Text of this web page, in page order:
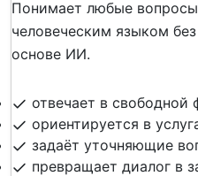
Понимает любые
человеческим языком
основе ИИ.
отвечает в свободной
ориентируется в
задаёт уточняющие
превращает диалог в